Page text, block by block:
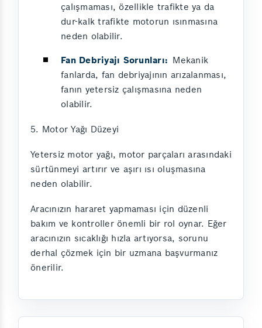
çalışmaması, özellikle trafikte ya da
dur-kalk trafikte motorun ısınmasına
neden olabilir.
Fan Debriyajı Sorunları: Mekanik
fanlarda, fan debriyajının arızalanması,
fanın yetersiz çalışmasına neden
olabilir.
5. Motor Yağı Düzeyi
Yetersiz motor yağı, motor parçaları arasındaki
sürtünmeyi artırır ve aşırı ısı oluşmasına
neden olabilir.
Aracınızın hararet yapmaması için düzenli
bakım ve kontroller önemli bir rol oynar. Eğer
aracınızın sıcaklığı hızla artıyorsa, sorunu
derhal çözmek için bir uzmana başvurmanız
önerilir.